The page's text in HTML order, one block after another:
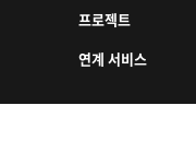
프로젝트
연계 서비스